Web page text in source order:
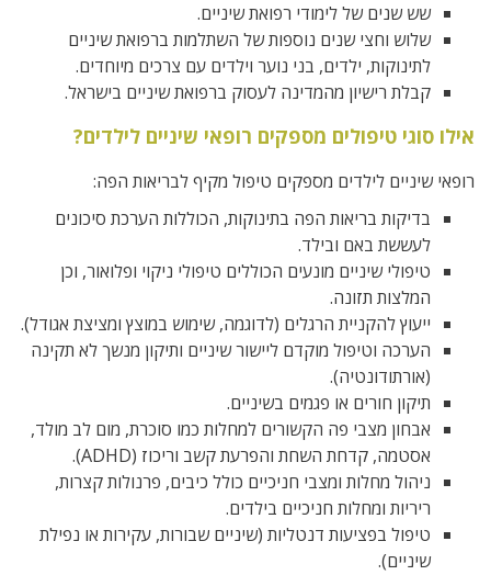
שש שנים של לימודי רפואת שיניים.
שלוש וחצי שנים נוספות של השתלמות ברפואת שיניים
לתינוקות, ילדים, בני נוער וילדים עם צרכים מיוחדים.
קבלת רישיון מהמדינה לעסוק ברפואת שיניים בישראל.
אילו סוגי טיפולים מספקים רופאי שיניים לילדים?
רופאי שיניים לילדים מספקים טיפול מקיף לבריאות הפה:
בדיקות בריאות הפה בתינוקות, הכוללות הערכת סיכונים
לעששת באם ובילד.
טיפולי שיניים מונעים הכוללים טיפולי ניקוי ופלואור, וכן
המלצות תזונה.
ייעוץ להקניית הרגלים (לדוגמה, שימוש במוצץ ומציצת אגודל).
הערכה וטיפול מוקדם ליישור שיניים ותיקון מנשך לא תקינה
(אורתודונטיה).
תיקון חורים או פגמים בשיניים.
אבחון מצבי פה הקשורים למחלות כמו סוכרת, מום לב מולד,
אסטמה, קדחת השחת והפרעת קשב וריכוז (ADHD).
ניהול מחלות ומצבי חניכיים כולל כיבים, פרנולות קצרות,
ריריות ומחלות חניכיים בילדים.
טיפול בפציעות דנטליות (שיניים שבורות, עקירות או נפילת
שיניים).